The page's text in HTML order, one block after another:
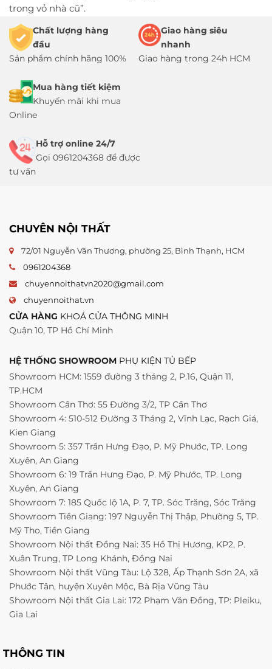
trong vỏ nhà cũ”.
Chất lượng hàng
đầu
Sản phẩm chính hãng 100%
Giao hàng siêu
nhanh
Giao hàng trong 24h HCM
Mua hàng tiết kiệm
Khuyến mãi khi mua
Online
Hỗ trợ online 24/7
Gọi 0961204368 để được
tư vấn
CHUYÊN NỘI THẤT
72/01 Nguyễn Văn Thương, phường 25, Bình Thạnh, HCM
0961204368
chuyennoithatvn2020@gmail.com
chuyennoithat.vn
CỬA HÀNG KHOÁ CỬA THÔNG MINH
Quận 10, TP Hồ Chí Minh
HỆ THỐNG SHOWROOM PHỤ KIỆN TỦ BẾP
Showroom HCM: 1559 đường 3 tháng 2, P.16, Quận 11,
TP.HCM
Showroom Cần Thơ: 55 Đường 3/2, TP Cần Thơ
Showroom 4: 510-512 Đường 3 Tháng 2, Vĩnh Lạc, Rạch Giá,
Kien Giang
Showroom 5: 357 Trần Hưng Đạo, P. Mỹ Phước, TP. Long
Xuyên, An Giang
Showroom 6: 19 Trần Hưng Đạo, P. Mỹ Phước, TP. Long
Xuyên, An Giang
Showroom 7: 185 Quốc lộ 1A, P. 7, TP. Sóc Trăng, Sóc Trăng
Showroom Tiền Giang: 197 Nguyễn Thị Thập, Phường 5, TP.
Mỹ Tho, Tiền Giang
Showroom Nội thất Đồng Nai: 35 Hồ Thị Hương, KP2, P.
Xuân Trung, TP Long Khánh, Đồng Nai
Showroom Nội thất Vũng Tàu: Lộ 328, Ấp Thạnh Sơn 2A, xã
Phước Tân, huyện Xuyên Mộc, Bà Rịa Vũng Tàu
Showroom Nội thất Gia Lai: 172 Phạm Văn Đồng, TP: Pleiku,
Gia Lai
THÔNG TIN